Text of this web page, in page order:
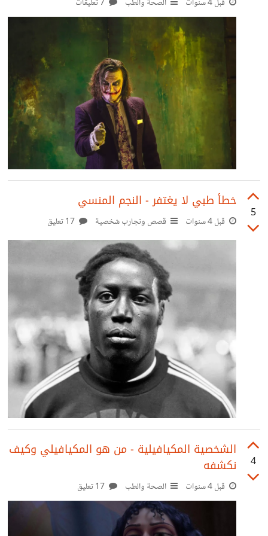
كوري تلفزيوني درامي تدور أحداثه حول النساء القويات
والطموحات اللاتي يتغلبن على الأحكام المسبقة في العالم
قبل 4 سنوات الصحة والطب
5
خطأ طبي لا يغتفر - النجم المنسي
قبل 4 سنوات قصص وتجارب شخصية
4
الشخصية المكيافيلية - من هو المكيافيلي وكيف
نكشفه
قبل 4 سنوات الصحة والطب